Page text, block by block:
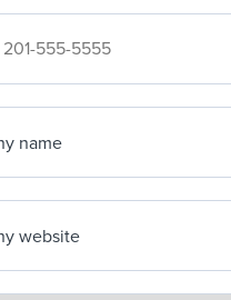
phone number
name
website